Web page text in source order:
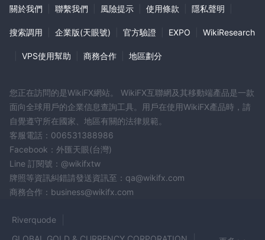
關於我們 聯繫我們 風險提示 使用條款 隱私聲明
搜索調用 企業版(天眼號) 官方驗證 EXPO WikiResearch
VPS使用幫助 商務合作 地區劃分
您正在訪問的是WikiFX網站。 WikiFX互聯網及其移動端產品是一款
面向全球用戶的企業信息查詢工具。用戶在使用WikiFX產品時，請
自覺遵守所在國家、地區有關的法律規範。
客服電話：006531388986
Facebook：外匯天眼(台灣)
Line 訂閱號：@wikifxtw
牌照等資訊糾錯請發送資訊至：qa@wikifx.com
商務合作：business@wikifx.com
Riverquode